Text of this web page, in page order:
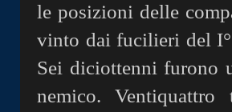
le posizioni delle
vinto dai fucilieri del I°
Sei diciottenni furono
nemico. Ventiquattro